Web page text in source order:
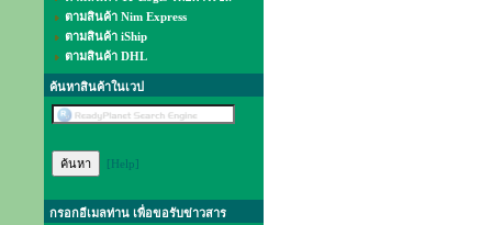
ตามสินค้า Nim Express
ตามสินค้า iShip
ตามสินค้า DHL
ค้นหาสินค้าในเวป
[Help]
กรอกอีเมลท่าน เพื่อขอรับข่าวสาร